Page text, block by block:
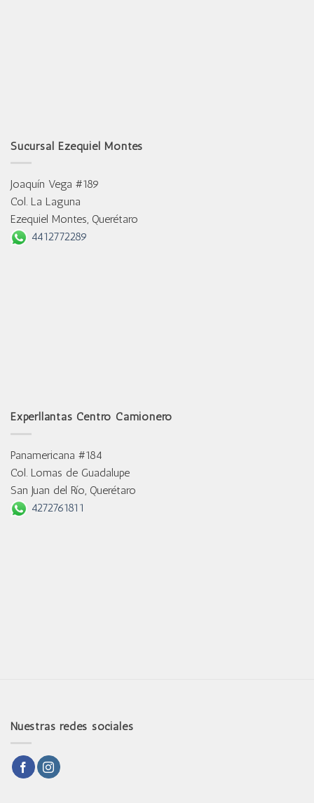
Sucursal Ezequiel Montes
Joaquín Vega #189
Col. La Laguna
Ezequiel Montes, Querétaro
4412772289
Experllantas Centro Camionero
Panamericana #184
Col. Lomas de Guadalupe
San Juan del Río, Querétaro
4272761811
Nuestras redes sociales